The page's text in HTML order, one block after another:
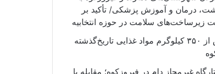
درمان و آموزش پزشکی/ تأکید بر
زیرساخت‌های سلامت در حوزه انتخابیه
ضبط بیش از ۳۵۰ کیلوگرم مواد غذایی تاریخ‌گذشته
غیرمجاز دام در فیروزکوه؛ مقابله با